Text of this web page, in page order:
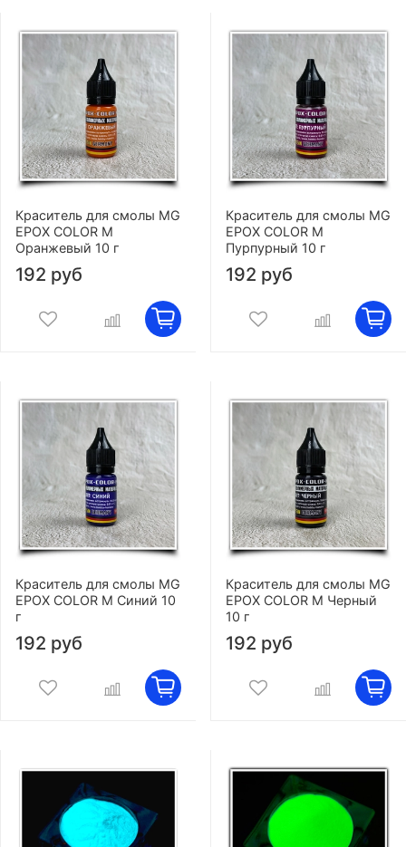
Краситель для смолы MG
EPOX COLOR M
Оранжевый 10 г
192 руб
Краситель для смолы MG
EPOX COLOR M
Пурпурный 10 г
192 руб
Краситель для смолы MG
EPOX COLOR M Синий 10
г
192 руб
Краситель для смолы MG
EPOX COLOR M Черный
10 г
192 руб